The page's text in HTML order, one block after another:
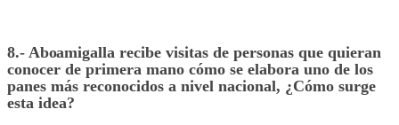
8.- Aboamigalla recibe visitas de personas que quieran
conocer de primera mano cómo se elabora uno de los
panes más reconocidos a nivel nacional, ¿Cómo surge
esta idea?